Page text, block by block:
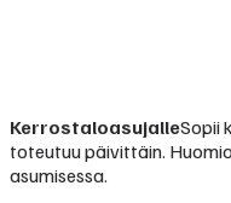
KerrostaloasujalleSopii
toteutuu päivittäin.
asumisessa.